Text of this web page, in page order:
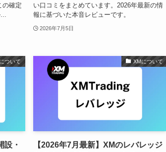
の確定
い口コミをまとめています。2026年最新の情
報に基づいた本音レビューです。
2026年7月5日
ついて
設・
XMについて
【2026年7月最新】XMのレバレッジ